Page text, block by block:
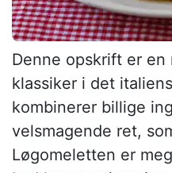
Denne opskrift er en
klassiker i det
kombinerer billige
velsmagende ret,
Løgomeletten er